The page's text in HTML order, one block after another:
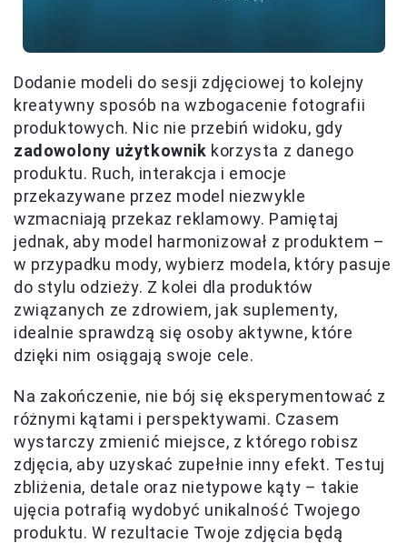
Dodanie modeli do sesji zdjęciowej to kolejny
kreatywny sposób na wzbogacenie fotografii
produktowych. Nic nie przebiń widoku, gdy
zadowolony użytkownik korzysta z danego
produktu. Ruch, interakcja i emocje
przekazywane przez model niezwykle
wzmacniają przekaz reklamowy. Pamiętaj
jednak, aby model harmonizował z produktem –
w przypadku mody, wybierz modela, który pasuje
do stylu odzieży. Z kolei dla produktów
związanych ze zdrowiem, jak suplementy,
idealnie sprawdzą się osoby aktywne, które
dzięki nim osiągają swoje cele.
Na zakończenie, nie bój się eksperymentować z
różnymi kątami i perspektywami. Czasem
wystarczy zmienić miejsce, z którego robisz
zdjęcia, aby uzyskać zupełnie inny efekt. Testuj
zbliżenia, detale oraz nietypowe kąty – takie
ujęcia potrafią wydobyć unikalność Twojego
produktu. W rezultacie Twoje zdjęcia będą